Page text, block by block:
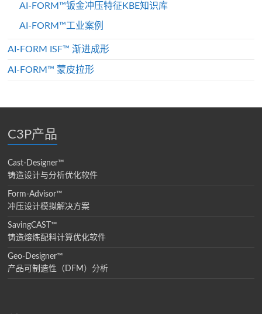
AI-FORM™钣金冲压特征KBE知识库
AI-FORM™工业案例
AI-FORM ISF™ 渐进成形
AI-FORM™ 蒙皮拉形
C3P产品
Cast-Designer™
铸造设计与分析优化软件
Form-Advisor™
冲压设计模拟解决方案
SavingCAST™
铸造熔炼配料计算优化软件
Geo-Designer™
产品可制造性（DFM）分析